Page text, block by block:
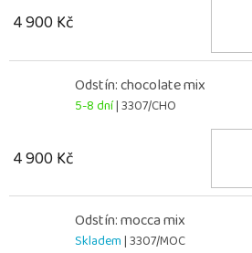
4 900 Kč
Odstín: chocolate mix
5-8 dní| 3307/CHO
4 900 Kč
Odstín: mocca mix
Skladem| 3307/MOC